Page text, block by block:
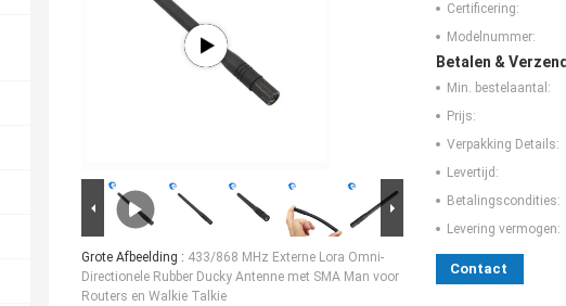
Grote Afbeelding : 433/868 MHz Externe Lora Omni-
Directionele Rubber Ducky Antenne met SMA Man voor
Routers en Walkie Talkie
Certificering:
Modelnummer:
Betalen &
Min. bestelaantal:
Prijs:
Verpakking Details:
Levertijd:
Betalingscondities:
Levering vermogen:
Contact